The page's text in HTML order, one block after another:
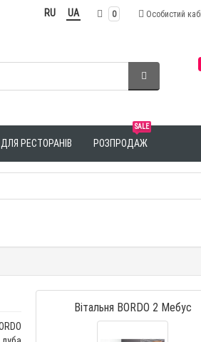
Особистий
0
RU UA
ДЛЯ РЕСТОРАНІВ
SALE
РОЗПРОДАЖ
Вітальня BORDO 2 Мебус